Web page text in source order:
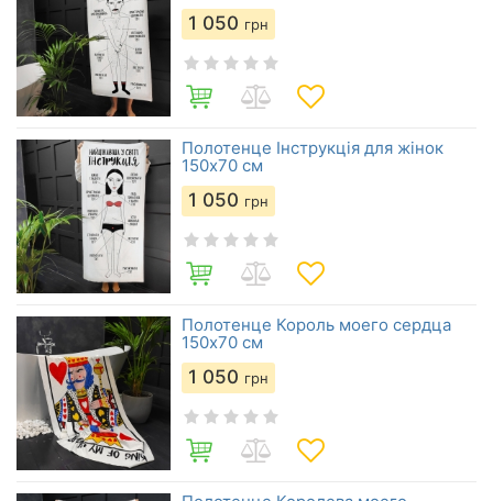
1 050 грн
Полотенце Інструкція для жінок
150х70 см
1 050 грн
Полотенце Король моего сердца
150х70 см
1 050 грн